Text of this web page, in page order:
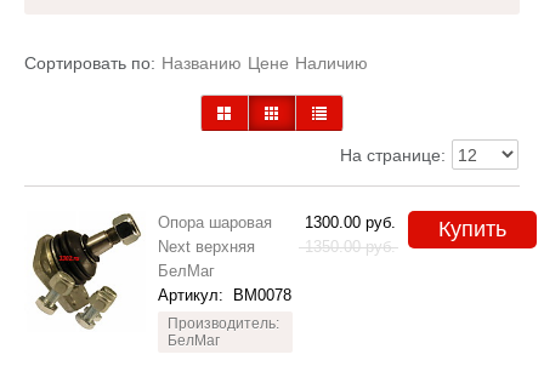
Сортировать по: Названию Цене Наличию
На странице:
Опора шаровая
Next верхняя
БелМаг
Артикул:
BM0078
Производитель:
БелМаг
1300.00 руб.
1350.00 руб.
Купить